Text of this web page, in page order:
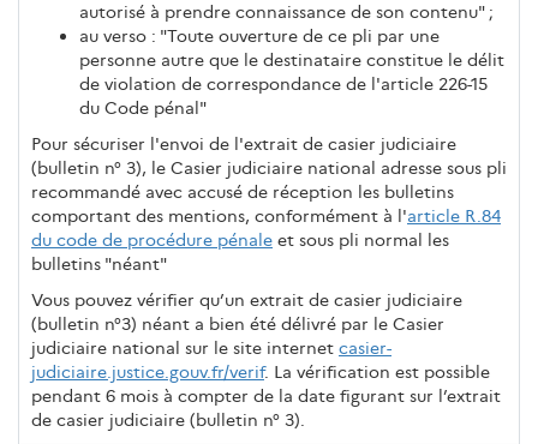
autorisé à prendre connaissance de son contenu" ;
au verso : "Toute ouverture de ce pli par une
personne autre que le destinataire constitue le délit
de violation de correspondance de l'article 226-15
du Code pénal"
Pour sécuriser l'envoi de l'extrait de casier judiciaire
(bulletin n° 3), le Casier judiciaire national adresse sous pli
recommandé avec accusé de réception les bulletins
comportant des mentions, conformément à l'article R.84
du code de procédure pénale et sous pli normal les
bulletins "néant"
Vous pouvez vérifier qu’un extrait de casier judiciaire
(bulletin n°3) néant a bien été délivré par le Casier
judiciaire national sur le site internet casier-
judiciaire.justice.gouv.fr/verif. La vérification est possible
pendant 6 mois à compter de la date figurant sur l’extrait
de casier judiciaire (bulletin n° 3).